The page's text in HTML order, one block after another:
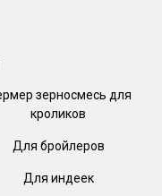
зерносмесь для
кроликов
Для бройлеров
Для индеек